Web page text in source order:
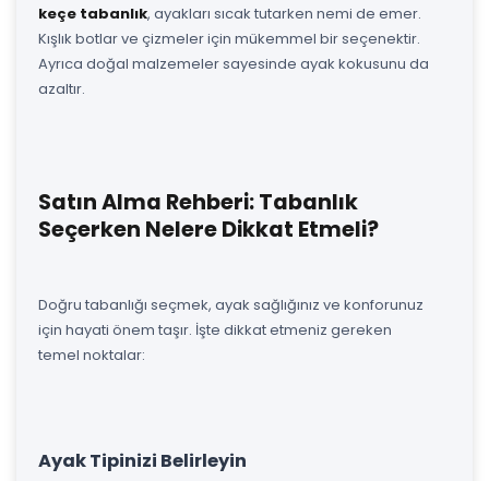
keçe tabanlık, ayakları sıcak tutarken nemi de emer.
Kışlık botlar ve çizmeler için mükemmel bir seçenektir.
Ayrıca doğal malzemeler sayesinde ayak kokusunu da
azaltır.
Satın Alma Rehberi: Tabanlık
Seçerken Nelere Dikkat Etmeli?
Doğru tabanlığı seçmek, ayak sağlığınız ve konforunuz
için hayati önem taşır. İşte dikkat etmeniz gereken
temel noktalar:
Ayak Tipinizi Belirleyin